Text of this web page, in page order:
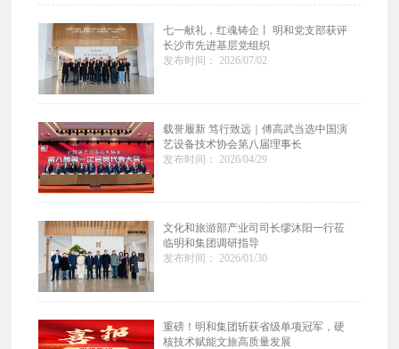
七一献礼，红魂铸企丨 明和党支部获评
长沙市先进基层党组织
发布时间： 2026/07/02
载誉履新 笃行致远｜傅高武当选中国演
艺设备技术协会第八届理事长
发布时间： 2026/04/29
文化和旅游部产业司司长缪沐阳一行莅
临明和集团调研指导
发布时间： 2026/01/30
重磅！明和集团斩获省级单项冠军，硬
核技术赋能文旅高质量发展